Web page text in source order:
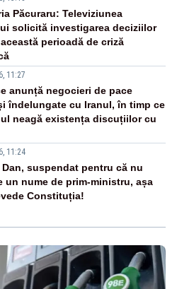
Păcuraru: Televiziunea
solicită investigarea deciziilor
perioadă de criză
11:27
anunță negocieri de pace
îndelungate cu Iranul, în timp ce
neagă existența discuțiilor cu
11:24
suspendat pentru că nu
un nume de prim-ministru, așa
Constituția!